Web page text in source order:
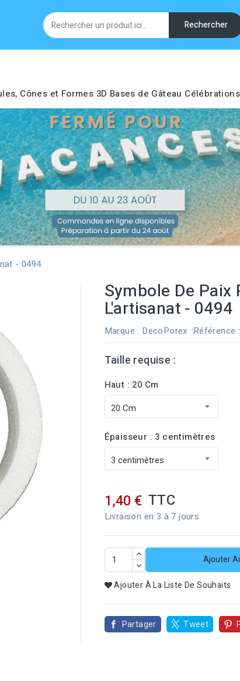
Rechercher
Cônes et Formes 3D Bases de Gâteau Célébrations
- 0494
Symbole De Paix
L'artisanat - 0494
Marque : DecoPorex Référence
Taille requise :
Haut : 20 Cm
Épaisseur : 3 centimètres
1,40 € TTC
Livraison en 3 à 7 jours
Ajouter
Ajouter À La Liste De Souhaits
Partager Tweet